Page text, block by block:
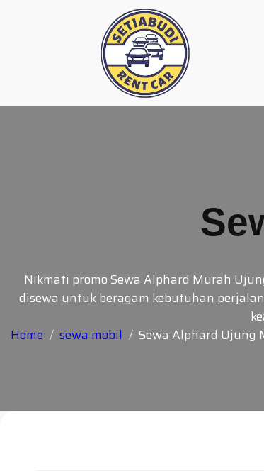
Nikmati promo Sewa Alphard Murah
disewa untuk beragam kebutuhan
Home
sewa mobil Sewa Alphard Ujung